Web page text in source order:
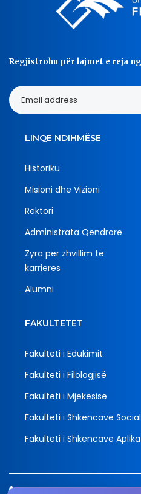
Regjistrohu për lajmet e reja
LINQE NDIHMËSE
Historiku
Misioni dhe Vizioni
Rektori
Administrata Qendrore
Zyra për zhvillim të
karrieres
Alumni
FAKULTETET
Fakulteti i Edukimit
Fakulteti i Filologjisë
Fakulteti i Mjekësisë
Fakulteti i Shkencave
Fakulteti i Shkencave
Tel.